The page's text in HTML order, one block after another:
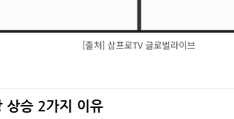
[출처] 삼프로TV 글로벌라이브
상승 2가지 이유